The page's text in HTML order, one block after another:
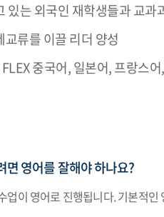
있는 외국인 재학생들과 교
류를 이끌 리더 양성
중국어, 일본어, 프랑스
면 영어를 잘해야 하나요?
업이 영어로 진행됩니다. 기본적